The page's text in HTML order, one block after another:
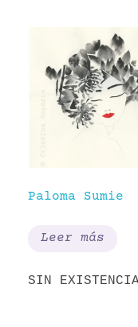
Paloma Sumie
Leer más
SIN